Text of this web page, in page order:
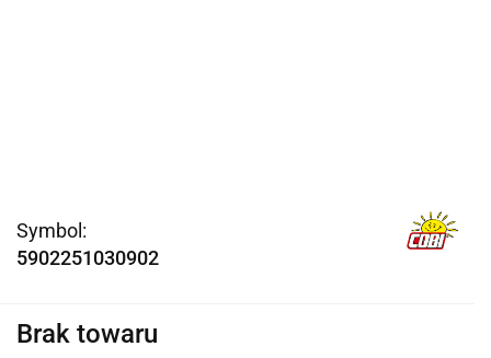
Symbol:
5902251030902
Brak towaru